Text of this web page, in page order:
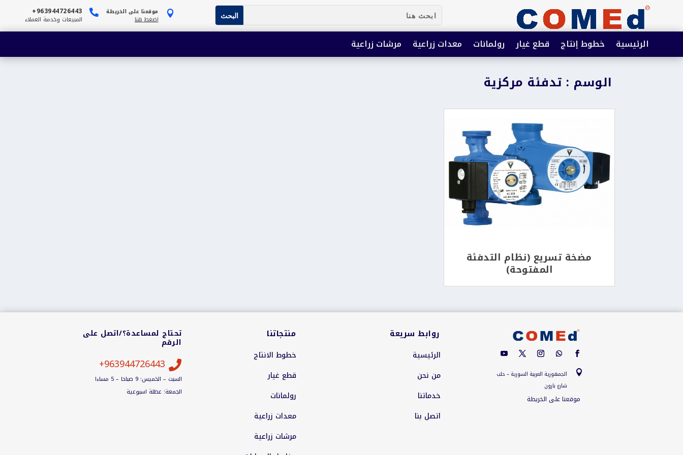
 موقعنا على الخريطة
اضغط هنا

963944726443+
المبيعات وخدمة العملاء
الرئيسية خطوط إنتاج قطع غيار رولمانات معدات زراعية مرشات زراعية
الوسم : تدفئة مركزية
مضخة تسريع (نظام التدفئة
المفتوحة)

الجمهورية العربية السورية – حلب
شارع بارون
موقعنا على الخريطة
روابط سريعة
الرئيسية
من نحن
خدماتنا
اتصل بنا
منتجاتنا
خطوط الانتاج
قطع غيار
رولمانات
معدات زراعية
مرشات زراعية
تحتاج لمساعدة؟/اتصل على
الرقم

963944726443+
السبت – الخميس: 9 صباحا – 5 مساءا
الجمعة: عطلة اسبوعية